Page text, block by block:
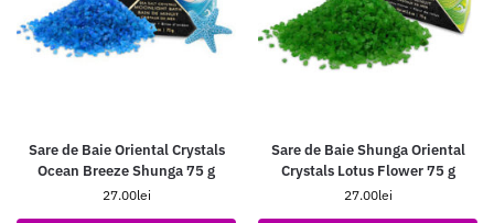
Sare de Baie Oriental Crystals
Ocean Breeze Shunga 75 g
27.00lei
Sare de Baie Shunga Oriental
Crystals Lotus Flower 75 g
27.00lei